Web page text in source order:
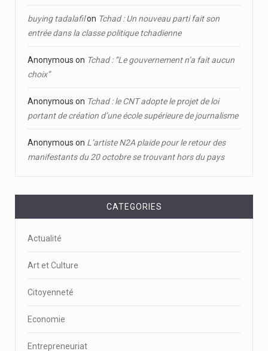
buying tadalafilon Tchad : Un nouveau parti fait son
entrée dans la classe politique tchadienne
Anonymous on Tchad : ‘’Le gouvernement n’a fait aucun
choix’’
Anonymous on Tchad : le CNT adopte le projet de loi
portant de création d’une école supérieure de journalisme
Anonymous on L’artiste N2A plaide pour le retour des
manifestants du 20 octobre se trouvant hors du pays
CATEGORIES
Actualité
Art et Culture
Citoyenneté
Economie
Entrepreneuriat